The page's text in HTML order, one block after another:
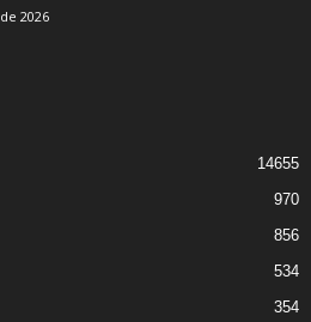
2026
14655
970
856
534
354